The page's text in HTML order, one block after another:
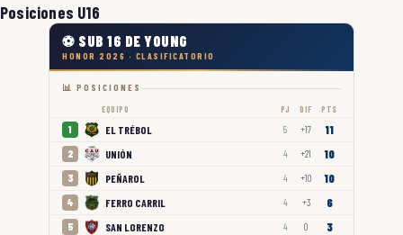
Posiciones U16
⚽ SUB 16 DE YOUNG
HONOR 2026 · CLASIFICATORIO
📊 POSICIONES
EQUIPO PJ DIF PTS
1 EL TRÉBOL 5 +17 11
2 UNIÓN 4 +21 10
3 PEÑAROL 4 +10 10
4 FERRO CARRIL 4 +3 6
5 SAN LORENZO 4 0 3